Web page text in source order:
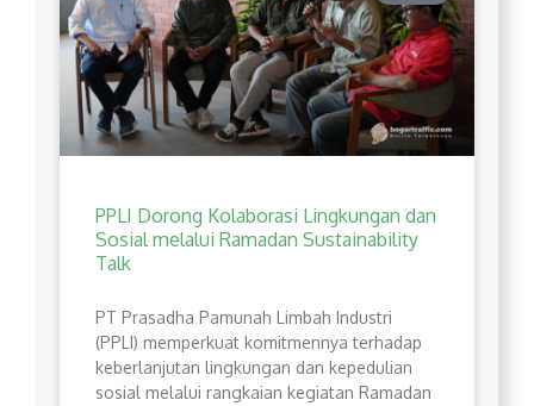
PPLI Dorong Kolaborasi Lingkungan dan
Sosial melalui Ramadan Sustainability
Talk
PT Prasadha Pamunah Limbah Industri
(PPLI) memperkuat komitmennya terhadap
keberlanjutan lingkungan dan kepedulian
sosial melalui rangkaian kegiatan Ramadan